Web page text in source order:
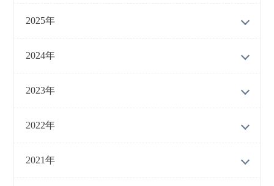
2025年
2024年
2023年
2022年
2021年